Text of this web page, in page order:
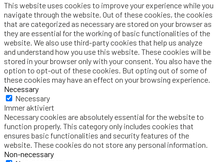
This website uses cookies to improve your experience while you
navigate through the website. Out of these cookies, the cookies
that are categorized as necessary are stored on your browser as
they are essential for the working of basic functionalities of the
website. We also use third-party cookies that help us analyze
and understand how you use this website. These cookies will be
stored in your browser only with your consent. You also have the
option to opt-out of these cookies. But opting out of some of
these cookies may have an effect on your browsing experience.
Necessary
Necessary
Immer aktiviert
Necessary cookies are absolutely essential for the website to
function properly. This category only includes cookies that
ensures basic functionalities and security features of the
website. These cookies do not store any personal information.
Non-necessary